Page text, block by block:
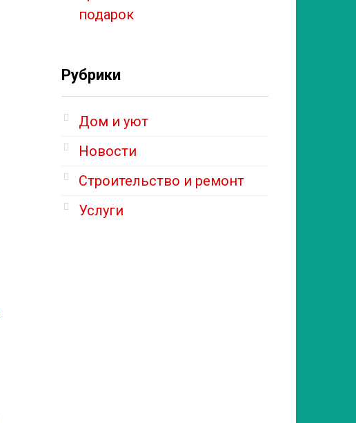
подарок
Рубрики
Дом и уют
Новости
Строительство и ремонт
Услуги